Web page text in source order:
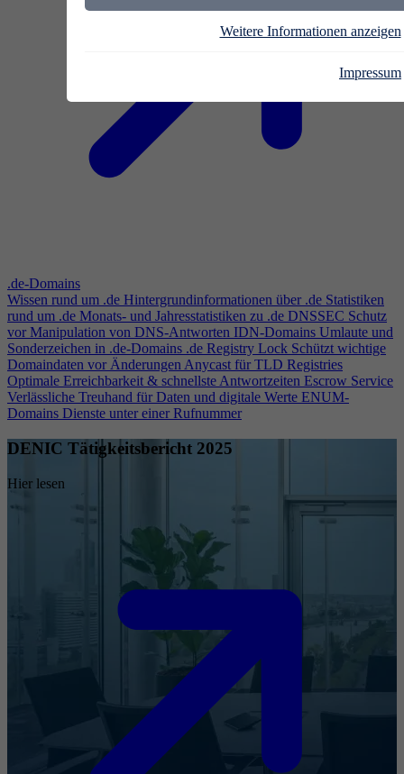
Weitere Informationen anzeigen
Impressum
.de-Domains
Wissen rund um .de Hintergrundinformationen über .de Statistiken
rund um .de Monats- und Jahresstatistiken zu .de DNSSEC Schutz
vor Manipulation von DNS-Antworten IDN-Domains Umlaute und
Sonderzeichen in .de-Domains .de Registry Lock Schützt wichtige
Domaindaten vor ÄnderungenAnycast für TLD Registries
Optimale Erreichbarkeit & schnellste Antwortzeiten Escrow Service
Verlässliche Treuhand für Daten und digitale Werte ENUM-
Domains Dienste unter einer Rufnummer
DENIC Tätigkeitsbericht 2025
Hier lesen